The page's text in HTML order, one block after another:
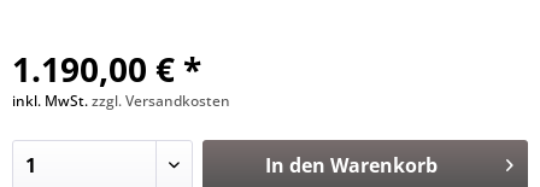
1.190,00 € *
inkl. MwSt.zzgl. Versandkosten
In den Warenkorb